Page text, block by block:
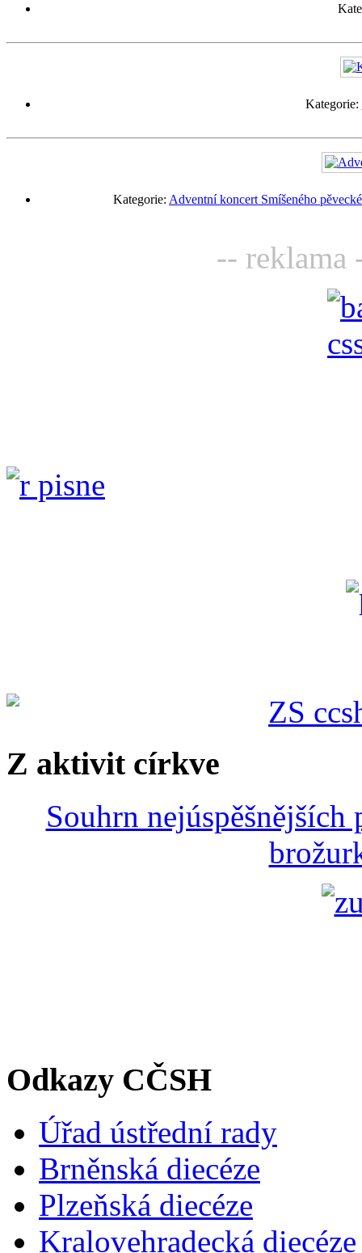
Kategorie:
Kategorie: Adventní koncert Smíšeného
-- reklama
Z aktivit církve
Souhrn
Odkazy CČSH
Úřad ústřední rady
Brněnská diecéze
Plzeňská diecéze
Kralovehradecká diecéze